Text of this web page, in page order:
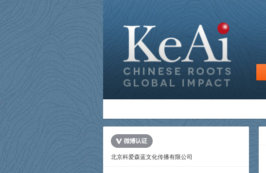
北京科爱森蓝文化传播有限公司